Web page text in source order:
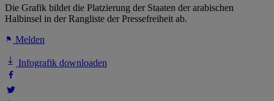
Die Grafik bildet die Platzierung der Staaten der arabischen
Halbinsel in der Rangliste der Pressefreiheit ab.
Melden
Infografik downloaden